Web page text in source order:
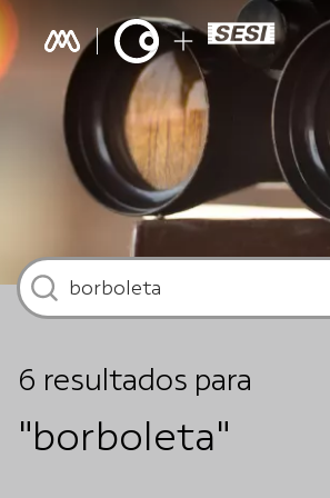
6 resultados para
"borboleta"